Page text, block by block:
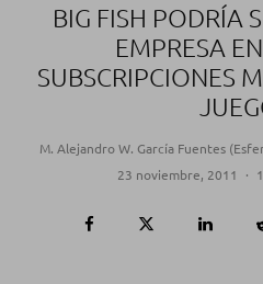
BIG FISH PODRÍA
EMPRESA
SUBSCRIPCIONES
M. Alejandro W. García Fuentes
23 noviembre, 2011
·